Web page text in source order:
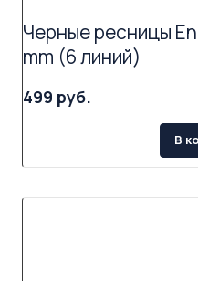
Черные ресницы
mm (6 линий)
499 руб.
В